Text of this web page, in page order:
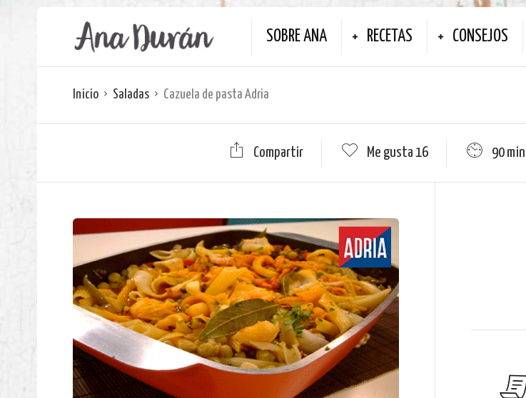
SOBRE ANA RECETAS CONSEJOS
Inicio Saladas Cazuela de pasta Adria
Compartir Me gusta 16 90 min